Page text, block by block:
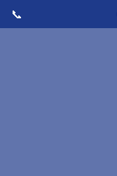
📞